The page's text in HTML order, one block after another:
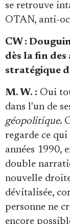
se retrouve
OTAN, anti-
CW :
dès la fin
stratégique
M. W. : Oui
dans l'un de
géopolitique.
regarde ce qui
années 1990,
double
nouvelle
dévitalisée,
personne ne
encore